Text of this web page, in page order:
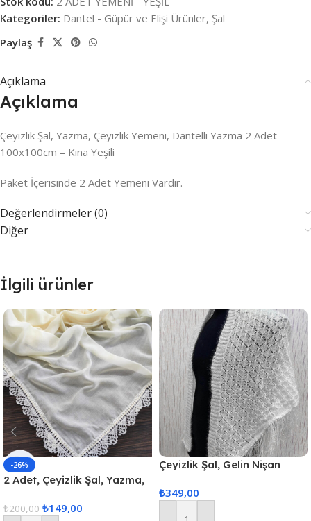
Kategoriler: Dantel - Güpür ve Elişi Ürünler, Şal
Paylaş
Açıklama
Açıklama
Çeyizlik Şal, Yazma, Çeyizlik Yemeni, Dantelli Yazma 2 Adet
100x100cm – Kına Yeşili
Paket İçerisinde 2 Adet Yemeni Vardır.
Değerlendirmeler (0)
Diğer
İlgili ürünler
-26%
2 Adet, Çeyizlik Şal, Yazma,
Yazma 2 Adet 100x100cm –
₺200,00 ₺149,00
Çeyizlik Şal, Gelin Nişan
Beyaz
₺349,00